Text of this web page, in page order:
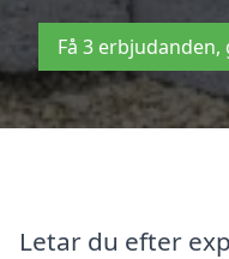
Få 3
Letar du efter